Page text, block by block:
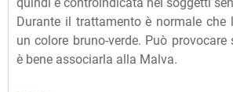
Durante il trattamento è normale che
un colore bruno-verde. Può provocare
è bene associarla alla Malva.